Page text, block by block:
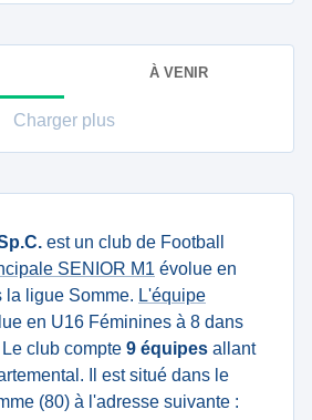
À VENIR
Charger plus
est un club de Football
SENIOR M1 évolue en
la ligue Somme. L'équipe
en U16 Féminines à 8 dans
club compte 9 équipes allant
Il est situé dans le
(80) à l'adresse suivante :